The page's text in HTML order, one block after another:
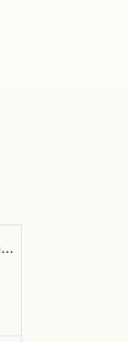
(NNL06) Đèn Sân Vườn Năng Lượng Mặt Trời